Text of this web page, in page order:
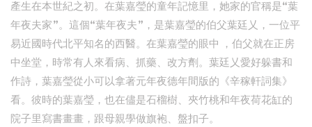
產生在本世紀之初。在葉嘉瑩的童年記憶里，她家的官稱是“葉
年夜夫家”。這個“葉年夜夫”，是葉嘉瑩的伯父葉廷乂，一位平
易近國時代北平知名的西醫。在葉嘉瑩的眼中 ，伯父就在正房
中坐堂，時常有人來看病、抓藥、改方劑。葉廷乂愛好躲書和
作詩，葉嘉瑩從小可以拿著元年夜德年間版的《辛稼軒詞集》
看。彼時的葉嘉瑩，也在儘是石榴樹、夾竹桃和年夜荷花缸的
院子里寫書畫畫，跟母親學做旗袍、盤扣子。